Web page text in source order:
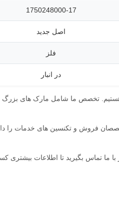
1750248000-17
اصل جدید
فلز
در انبار
فروش و تکنسین های خدمات را
ما تماس بگیرید تا اطلاعات بیشتری